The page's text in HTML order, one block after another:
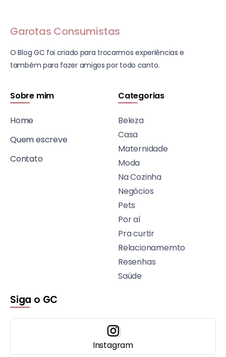
Garotas Consumistas
O Blog GC foi criado para trocarmos experiências e
também para fazer amigos por todo canto.
Sobre mim
Home
Quem escreve
Contato
Categorias
Beleza
Casa
Maternidade
Moda
Na Cozinha
Negócios
Pets
Por aí
Pra curtir
Relacionamemto
Resenhas
Saúde
Siga o GC
Instagram